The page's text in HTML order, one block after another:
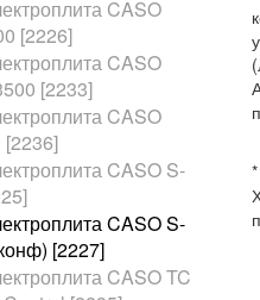
CASO
[2226]
CASO
[2233]
CASO
[2236]
CASO S-
CASO S-
[2227]
CASO TC